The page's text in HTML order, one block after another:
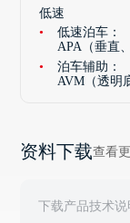
低速
低速泊车：
APA（垂直
泊车辅助：
AVM（透明
资料下载查看
下载产品技术